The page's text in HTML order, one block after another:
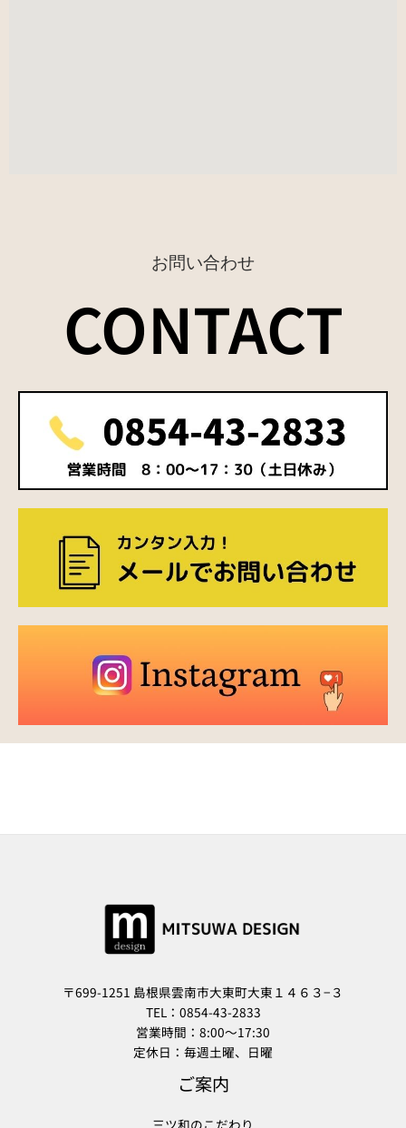
お問い合わせ
CONTACT
〒699-1251 島根県雲南市大東町大東１４６３−３
TEL：0854-43-2833
営業時間：8:00〜17:30
定休日：毎週土曜、日曜
ご案内
三ツ和のこだわり